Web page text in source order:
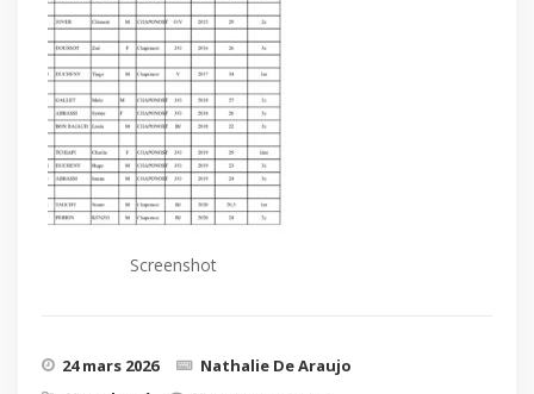
Screenshot
24 mars 2026
Nathalie De Araujo